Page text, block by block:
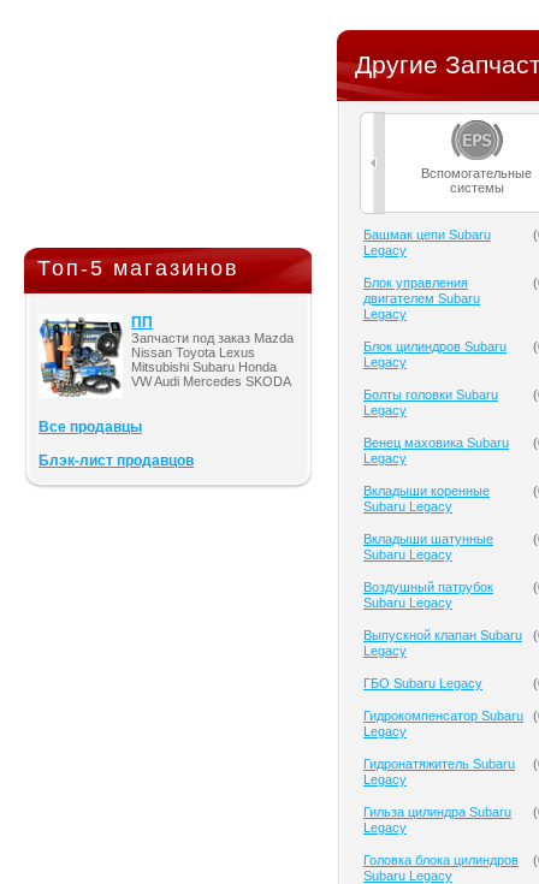
Топ-5 магазинов
ПП
Запчасти под заказ Mazda
Nissan Toyota Lexus
Mitsubishi Subaru Honda
VW Audi Mercedes SKODA
Все продавцы
Блэк-лист продавцов
Другие
Вспомогательные
системы
Башмак цепи Subaru
Legacy
(
Блок управления
двигателем Subaru
Legacy
(
Блок цилиндров Subaru
Legacy
(
Болты головки Subaru
Legacy
(
Венец маховика Subaru
Legacy
(
Вкладыши коренные
Subaru Legacy
(
Вкладыши шатунные
Subaru Legacy
(
Воздушный патрубок
Subaru Legacy
(
Выпускной клапан Subaru
Legacy
(
ГБО Subaru Legacy (
Гидрокомпенсатор Subaru
Legacy
(
Гидронатяжитель Subaru
Legacy
(
Гильза цилиндра Subaru
Legacy
(
Головка блока цилиндров
Subaru Legacy
(